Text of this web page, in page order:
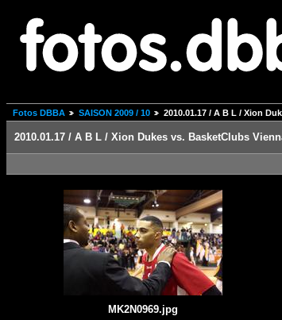
Fotos DBBA SAISON 2009 / 10 2010.01.17 / A B L / Xion
2010.01.17 / A B L / Xion Dukes vs. BasketClubs
MK2N0969.jpg